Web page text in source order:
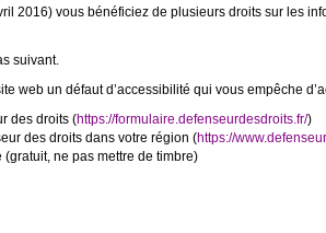
2016) vous bénéficiez de plusieurs droits sur les
suivant.
web un défaut d’accessibilité qui vous empêche
des droits (https://formulaire.defenseurdesdroits.fr/)
des droits dans votre région (https://
ne pas mettre de timbre)